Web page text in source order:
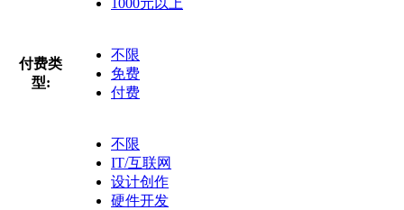
付费类
型:
不限
免费
付费
不限
IT/互联网
设计创作
硬件开发